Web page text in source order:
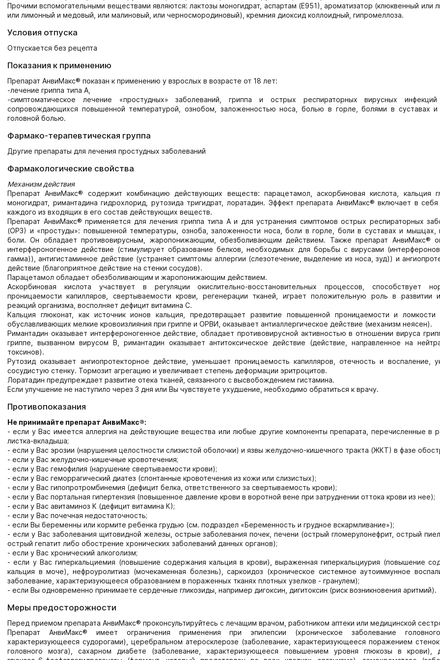
Прочими вспомогательными веществами являются: лактозы моногидрат, аспартам (Е951), ароматизатор (клюквенный или
или лимонный и медовый, или малиновый, или черносмородиновый), кремния диоксид коллоидный, гипромеллоза.
Условия отпуска
Отпускается без рецепта
Показания к применению
Препарат АнвиМакс® показан к применению у взрослых в возрасте от 18 лет:
-лечение гриппа типа А,
-симптоматическое лечение «простудных» заболеваний, гриппа и острых респираторных вирусных
сопровождающихся повышенной температурой, ознобом, заложенностью носа, болью в горле, болями в суставах
головной болью.
Фармако-терапевтическая группа
Другие препараты для лечения простудных заболеваний
Фармакологические свойства
Механизм действия
Препарат АнвиМакс® содержит комбинацию действующих веществ: парацетамол, аскорбиновая кислота, кальция
моногидрат, римантадина гидрохлорид, рутозида тригидрат, лоратадин. Эффект препарата АнвиМакс® включает в
каждого из входящих в его состав действующих веществ.
Препарат АнвиМакс® применяется для лечения гриппа типа А и для устранения симптомов острых респираторных
(ОРЗ) и «простуды»: повышенной температуры, озноба, заложенности носа, боли в горле, боли в суставах и мышцах,
боли. Он обладает противовирусным, жаропонижающим, обезболивающим действием. Также препарат АнвиМакс®
интерфероногенное действие (стимулирует образование белков, необходимых для борьбы с вирусами
гамма)), антигистаминное действие (устраняет симптомы аллергии (слезотечение, выделение из носа, зуд)) и
действие (благоприятное действие на стенки сосудов).
Парацетамол обладает обезболивающим и жаропонижающим действием.
Аскорбиновая кислота участвует в регуляции окислительно-восстановительных процессов, способствует
проницаемости капилляров, свертываемости крови, регенерации тканей, играет положительную роль в развитии
реакций организма, восполняет дефицит витамина С.
Кальция глюконат, как источник ионов кальция, предотвращает развитие повышенной проницаемости и ломкости
обуславливающих мелкие кровоизлияния при гриппе и ОРВИ, оказывает антиаллергическое действие (механизм неясен).
Римантадин оказывает интерфероногенное действие, обладает противовирусной активностью в отношении вируса
гриппе, вызванном вирусом В, римантадин оказывает антитоксическое действие (действие, направленное на
токсинов).
Рутозид оказывает ангиопротекторное действие, уменьшает проницаемость капилляров, отечность и воспаление,
сосудистую стенку. Тормозит агрегацию и увеличивает степень деформации эритроцитов.
Лоратадин предупреждает развитие отека тканей, связанного с высвобождением гистамина.
Если улучшение не наступило через 3 дня или Вы чувствуете ухудшение, необходимо обратиться к врачу.
Противопоказания
Не принимайте препарат АнвиМакс®:
- если у Вас имеется аллергия на действующие вещества или любые другие компоненты препарата, перечисленные в
листка-вкладыша;
- если у Вас эрозии (нарушения целостности слизистой оболочки) и язвы желудочно-кишечного тракта (ЖКТ) в фазе
- если у Вас желудочно-кишечные кровотечения;
- если у Вас гемофилия (нарушение свертываемости крови);
- если у Вас геморрагический диатез (спонтанные кровотечения из кожи или слизистых);
- если у Вас гипопротромбинемия (дефицит белка, ответственного за свертываемость крови);
- если у Вас портальная гипертензия (повышенное давление крови в воротной вене при затруднении оттока крови из нее);
- если у Вас авитаминоз К (дефицит витамина К);
- если у Вас почечная недостаточность;
- если Вы беременны или кормите ребенка грудью (см. подраздел «Беременность и грудное вскармливание»);
- если у Вас заболевания щитовидной железы, острые заболевания почек, печени (острый гломерулонефрит, острый
острый гепатит либо обострение хронических заболеваний данных органов);
- если у Вас хронический алкоголизм;
- если у Вас гиперкальциемия (повышение содержания кальция в крови), выраженная гиперкальциурия (повышение
кальция в моче), нефроуролитиаз (мочекаменная болезнь), саркоидоз (хроническое системное аутоиммунное
заболевание, характеризующееся образованием в пораженных тканях плотных узелков - гранулем);
- если Вы одновременно принимаете сердечные гликозиды, например дигоксин, дигитоксин (риск возникновения аритмий).
Меры предосторожности
Перед приемом препарата АнвиМакс® проконсультируйтесь с лечащим врачом, работником аптеки или медицинской
Препарат АнвиМакс® имеет ограничения применения при эпилепсии (хроническое заболевание
характеризующееся судорогами), церебральном атеросклерозе (заболевание, характеризующееся поражением
головного мозга), сахарном диабете (заболевание, характеризующееся повышением уровня глюкозы в крови),